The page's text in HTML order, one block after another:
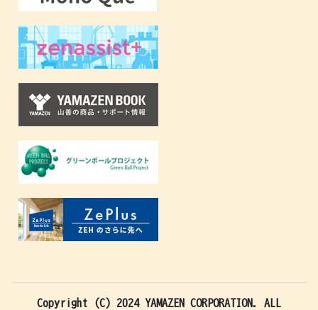
Copyright (C) 2024 YAMAZEN CORPORATION. ALL